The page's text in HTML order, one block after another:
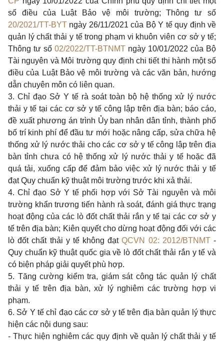
số điều của Luật Bảo vệ môi trường; Thông tư số
20/2021/TT-BYT ngày 26/11/2021 của Bộ Y tế quy định về
quản lý chất thải y tế trong phạm vi khuôn viên cơ sở y tế;
Thông tư số 02/2022/TT-BTNMT ngày 10/01/2022 của Bộ
Tài nguyên và Môi trường quy định chi tiết thi hành một số
điều của Luật Bảo vệ môitrường và các văn bản, hướng
dẫn chuyên môn có liên quan.
3. Chỉ đạo Sở Y tế rà soát toàn bộ hệ thống xử lý nước
thải y tế tại các cơ sở y tế công lập trên địa bàn; báo cáo,
đề xuất phương án trình Ủyban nhân dân tỉnh, thành phố
bố trí kinh phí để đầu tư mới hoặc nâng cấp, sửa chữa hệ
thống xử lý nước thải cho các cơ sở y tế công lập trên địa
bàn tỉnh chưa có hệ thống xử lý nước thải y tế hoặc đã
quá tải, xuống cấp để đảm bảo việc xử lý nước thải y tế
đạt Quy chuẩn kỹ thuật môi trường trước khi xả thải.
4.Chỉ đạo Sở Y tế phối hợp với Sở Tài nguyên và môi
trường khẩn trương tiến hành rà soát, đánh giá thực trạng
hoạt động của các lò đốt chất thải rắn y tế tại các cơ sở y
tế trên địa bàn; Kiên quyết cho dừng hoạt động đối với các
lò đốt chất thải y tế không đạtQCVN 02: 2012/BTNMT-
Quy chuẩn kỹ thuật quốc gia về lò đốt chất thải rắn y tế và
có biện pháp giải quyết phù hợp.
5. Tăng cường kiểm tra, giám sát công tác quản lý chất
thải y tế trên địa bàn, xử lý nghiêm các trường hợp vi
phạm.
6. Sở Y tế chỉ đạo các cơ sở y tế trên địa bàn quản lý thực
hiện các nội dung sau:
- Thực hiện nghiêm các quy định về quản lý chất thải y tế